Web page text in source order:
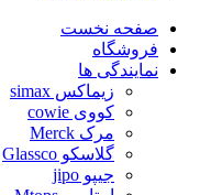
صفحه نخست
فروشگاه
نمایندگی ها
زیماکس simax
کووی cowie
مرک Merck
گلاسکو Glassco
جیپو jipo